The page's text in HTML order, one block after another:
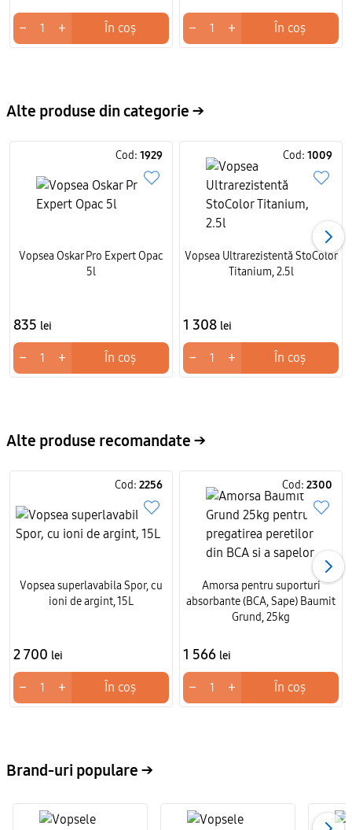
Ideal pentru proiecte de construcție, această vopsea
emulsie poate fi comandată rapid. Comandați pe
domic.md cu livrare rapidă în Chișinău și toată Moldova.
− + În coș − + În coș
Alte produse din categorie →
Cod: 1929
Vopsea Oskar Pro Expert Opac
5l
835 lei
− + În coș
Cod: 1009
Vopsea Ultrarezistentă StoColor
Titanium, 2.5l
1 308 lei
− + În coș
Alte produse recomandate →
Cod: 2256
Vopsea superlavabila Spor, cu
ioni de argint, 15L
2 700 lei
− + În coș
Cod: 2300
Amorsa pentru suporturi
absorbante (BCA, Sape) Baumit
Grund, 25kg
1 566 lei
− + În coș
Brand-uri populare →